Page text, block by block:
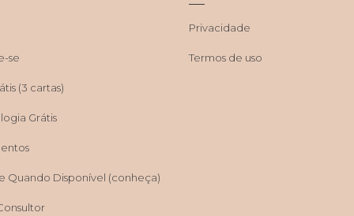
se
(3 cartas)
Grátis
Quando Disponível (conheça)
Privacidade
Termos de uso